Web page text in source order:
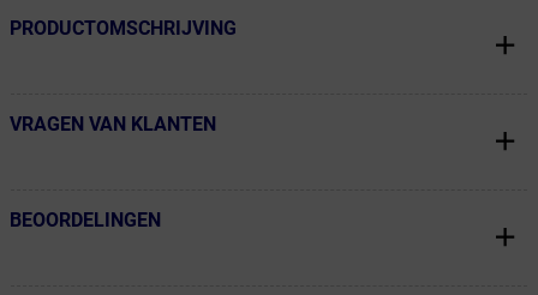
← Terug naar productnavigatie
PRODUCTOMSCHRIJVING
← Terug naar productnavigatie
VRAGEN VAN KLANTEN
← Terug naar productnavigatie
BEOORDELINGEN